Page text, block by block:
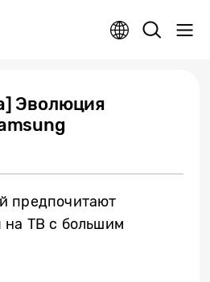
Эволюция
предпочитают
на ТВ с большим